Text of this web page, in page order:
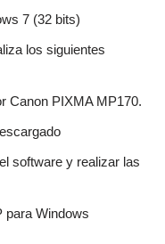
7 (32 bits)
los siguientes
Canon PIXMA MP170.
software y realizar las
para Windows